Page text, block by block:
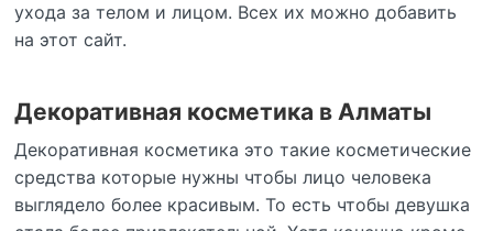
ухода за телом и лицом. Всех их можно добавить
на этот сайт.
Декоративная косметика в Алматы
Декоративная косметика это такие косметические
средства которые нужны чтобы лицо человека
выглядело более красивым. То есть чтобы девушка